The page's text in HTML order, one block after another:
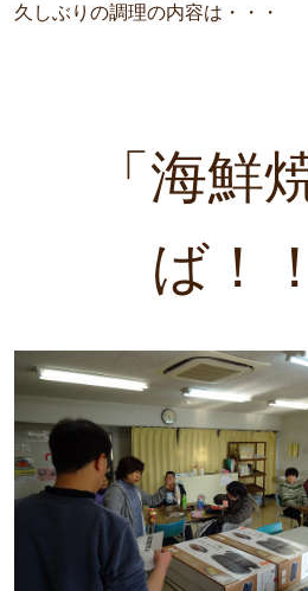
久しぶりの調理の内容は・・・
「海鮮
ば！